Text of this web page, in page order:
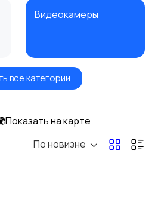
Видеокамеры
Объективы
Аксессуары
все категории
на карте
По новизне